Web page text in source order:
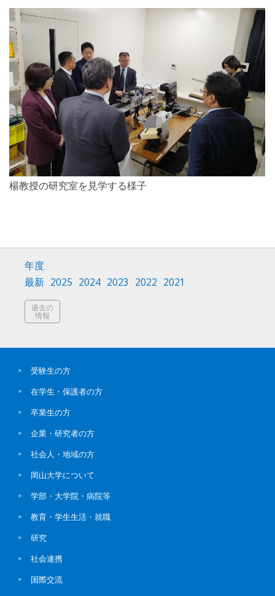
楊教授の研究室を見学する様子
年度
最新 2025 2024 2023 2022 2021
過去の
情報
受験生の方
在学生・保護者の方
卒業生の方
企業・研究者の方
社会人・地域の方
岡山大学について
学部・大学院・病院等
教育・学生生活・就職
研究
社会連携
国際交流